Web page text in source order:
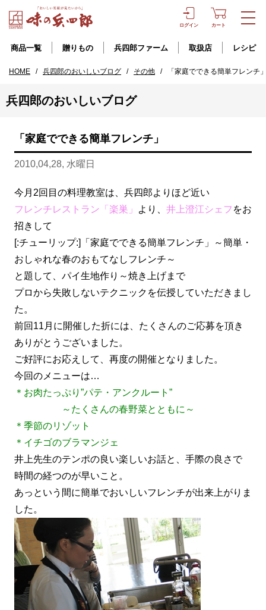
ログイン カート
商品一覧 贈りもの 兵四郎ファーム 取扱店 レシピ
HOME / 兵四郎のおいしいブログ / その他 / 「家庭でできる簡単フレンチ
兵四郎のおいしいブログ
「家庭でできる簡単フレンチ」
2010,04,28, 水曜日
今月2回目の料理教室は、兵四郎よりほど近い
フレンチレストラン「楽巣」
より、 井上澄江シェフ をお
招きして
[:チューリップ:]「家庭でできる簡単フレンチ」～簡単・
おしゃれな春のおもてなしフレンチ～
と題して、パイ生地作り～焼き上げまで
プロから失敗しないテクニックを伝授していただきまし
た。
前回11月に開催した折には、たくさんのご応募を頂き
ありがとうございました。
ご好評にお応えして、再度の開催となりました。
今回のメニューは…
＊お肉たっぷり”パテ・アンクルート”
～たくさんの春野菜とともに～
＊季節のリゾット
＊イチゴのブラマンジェ
井上先生のテンポの良い楽しいお話と、手際の良さで
時間の経つのが早いこと。
あっという間に簡単でおいしいフレンチが出来上がりま
した。